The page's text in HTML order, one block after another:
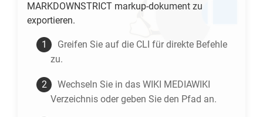
MARKDOWNSTRICT markup-dokument zu
exportieren.
Greifen Sie auf die CLI für direkte Befehle
zu.
Wechseln Sie in das WIKI MEDIAWIKI
Verzeichnis oder geben Sie den Pfad an.